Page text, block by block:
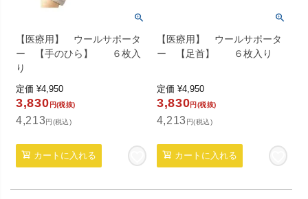
【医療用】 ウールサポータ
ー 【手のひら】 ６枚入
り
定価 ¥4,950
3,830 円(税抜)
4,213円(税込)
カートに入れる
【医療用】 ウールサポータ
ー 【足首】 ６枚入り
定価 ¥4,950
3,830円(税抜)
4,213円(税込)
カートに入れる